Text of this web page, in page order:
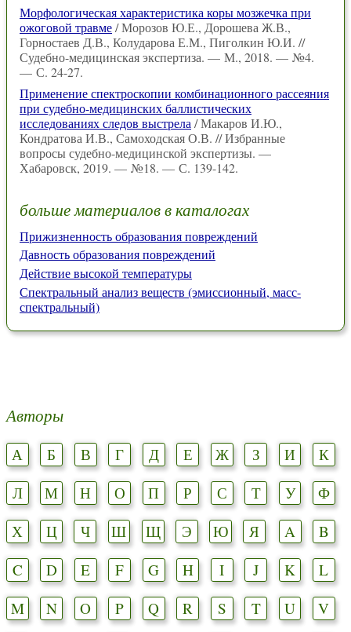
Морфологическая характеристика коры мозжечка при
ожоговой травме/ Морозов Ю.Е., Дорошева Ж.В.,
Горностаев Д.В., Колударова Е.М., Пиголкин Ю.И. //
Судебно-медицинская экспертиза. — М., 2018. — №4.
— С. 24-27.
Применение спектроскопии комбинационного рассеяния
при судебно-медицинских баллистических
исследованиях следов выстрела / Макаров И.Ю.,
Кондратова И.В., Самоходская О.В. // Избранные
вопросы судебно-медицинской экспертизы. —
Хабаровск, 2019. — №18. — С. 139-142.
больше материалов в каталогах
Прижизненность образования повреждений
Давность образования повреждений
Действие высокой температуры
Спектральный анализ веществ (эмиссионный, масс-
спектральный)
Авторы
А Б В Г Д Е Ж З И
К
Л
М Н О П Р С Т У
Ф
Х
Ц Ч Ш Щ Э Ю Я A
B
C
D E F G H I J K
L
M
N O P Q R S T U
V